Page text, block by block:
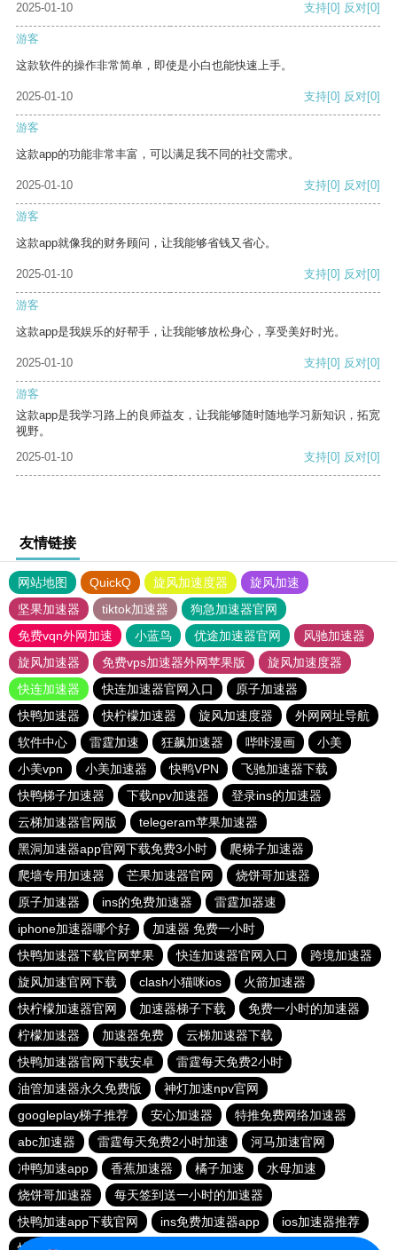
2025-01-10 支持[0] 反对[0]
游客
这款软件的操作非常简单，即使是小白也能快速上手。
2025-01-10 支持[0] 反对[0]
游客
这款app的功能非常丰富，可以满足我不同的社交需求。
2025-01-10 支持[0] 反对[0]
游客
这款app就像我的财务顾问，让我能够省钱又省心。
2025-01-10 支持[0] 反对[0]
游客
这款app是我娱乐的好帮手，让我能够放松身心，享受美好时光。
2025-01-10 支持[0] 反对[0]
游客
这款app是我学习路上的良师益友，让我能够随时随地学习新知识，拓宽
视野。
2025-01-10
支持[0] 反对[0]
友情链接
网站地图 QuickQ 旋风加速度器
旋风加速
坚果加速器
tiktok加速器
狗急加速器官网
免费vqn外网加速
小蓝鸟 优途加速器官网
风驰加速器
旋风加速器
免费vps加速器外网苹果版
旋风加速度器
快连加速器
快连加速器官网入口
原子加速器
快鸭加速器
快柠檬加速器 旋风加速度器
外网网址导航
软件中心
雷霆加速 狂飙加速器 哔咔漫画
小美
小美vpn
小美加速器 快鸭VPN
飞驰加速器下载
快鸭梯子加速器
下载npv加速器
登录ins的加速器
云梯加速器官网版
telegeram苹果加速器
黑洞加速器app官网下载免费3小时
爬梯子加速器
爬墙专用加速器
芒果加速器官网
烧饼哥加速器
原子加速器
ins的免费加速器
雷霆加器速
iphone加速器哪个好
加速器 免费一小时
快鸭加速器下载官网苹果
快连加速器官网入口
跨境加速器
旋风加速官网下载
clash小猫咪ios
火箭加速器
快柠檬加速器官网
加速器梯子下载
免费一小时的加速器
柠檬加速器
加速器免费
云梯加速器下载
快鸭加速器官网下载安卓
雷霆每天免费2小时
油管加速器永久免费版
神灯加速npv官网
googleplay梯子推荐
安心加速器
特推免费网络加速器
abc加速器
雷霆每天免费2小时加速
河马加速官网
冲鸭加速app
香蕉加速器 橘子加速
水母加速
烧饼哥加速器
每天签到送一小时的加速器
快鸭加速app下载官网
ins免费加速器app
ios加速器推荐